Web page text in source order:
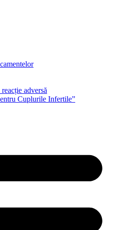
adversă
Cuplurile Infertile”